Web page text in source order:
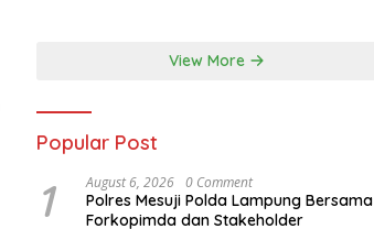
View More
Popular Post
1 August 6, 2026 0 Comment
Polres Mesuji Polda Lampung Bersama
Forkopimda dan Stakeholder